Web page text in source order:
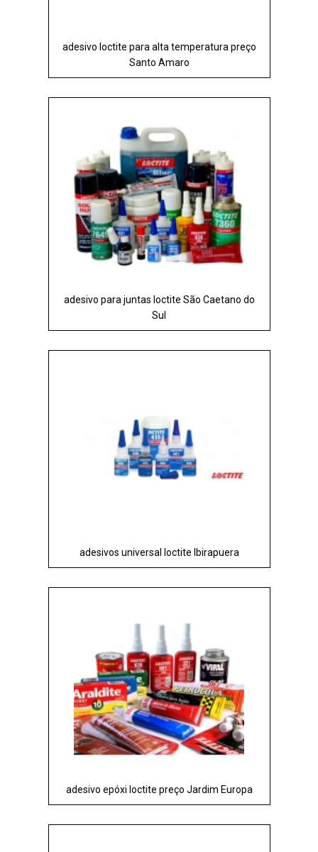
adesivo loctite para alta temperatura preço
Santo Amaro
adesivo para juntas loctite São Caetano do
Sul
adesivos universal loctite Ibirapuera
adesivo epóxi loctite preço Jardim Europa